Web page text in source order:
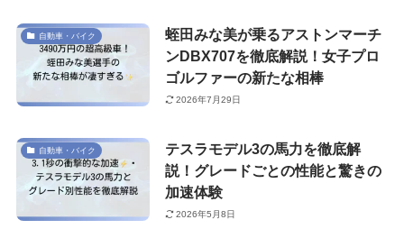
自動車・バイク
蛭田みな美が乗るアストンマーチ
ンDBX707を徹底解説！女子プロ
ゴルファーの新たな相棒
2026年7月29日
自動車・バイク
テスラモデル3の馬力を徹底解
説！グレードごとの性能と驚きの
加速体験
2026年5月8日